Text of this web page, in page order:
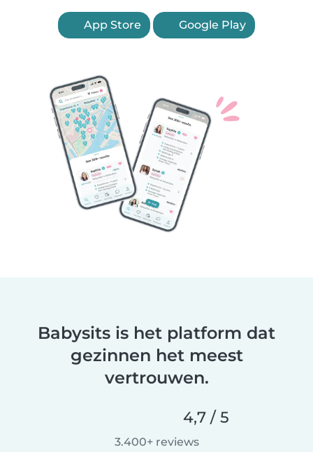
App Store Google Play
Babysits is het platform dat
gezinnen het meest
vertrouwen.
4,7 / 5
3.400+ reviews